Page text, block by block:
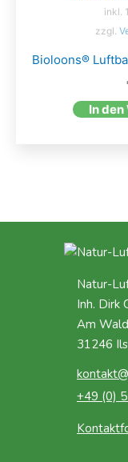
inkl.
zzgl.
Bioloons®
In
Natur-
Inh. Dirk
Am
31246
+49 (0)